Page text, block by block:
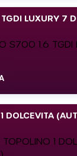
LUXURY 7
DOLCEVITA